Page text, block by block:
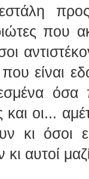
που
είναι
οι...
κι όσοι
αυτοί